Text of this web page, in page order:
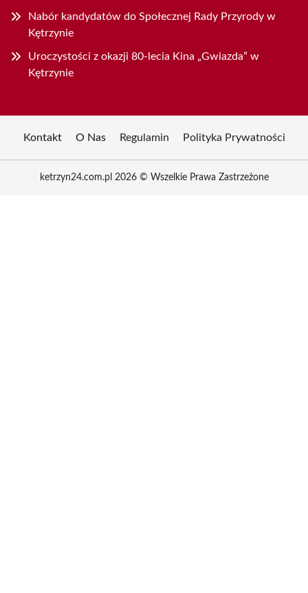
Nabór kandydatów do Społecznej Rady Przyrody w
Kętrzynie
Uroczystości z okazji 80-lecia Kina „Gwiazda” w
Kętrzynie
Kontakt O Nas Regulamin Polityka Prywatności
ketrzyn24.com.pl 2026 © Wszelkie Prawa Zastrzeżone